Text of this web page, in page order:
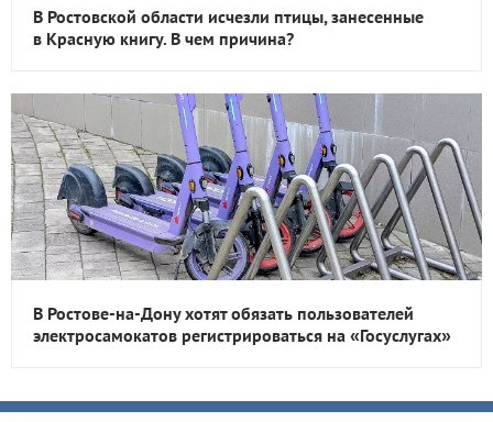
В Ростовской области исчезли птицы, занесенные
в Красную книгу. В чем причина?
В Ростове-на-Дону хотят обязать пользователей
электросамокатов регистрироваться на «Госуслугах»